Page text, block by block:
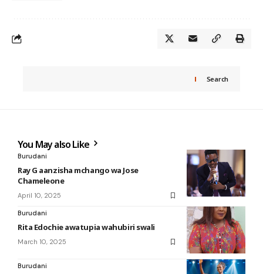
Search
You May also Like
Burudani
Ray G aanzisha mchango wa Jose
Chameleone
April 10, 2025
Burudani
Rita Edochie awatupia wahubiri swali
March 10, 2025
Burudani